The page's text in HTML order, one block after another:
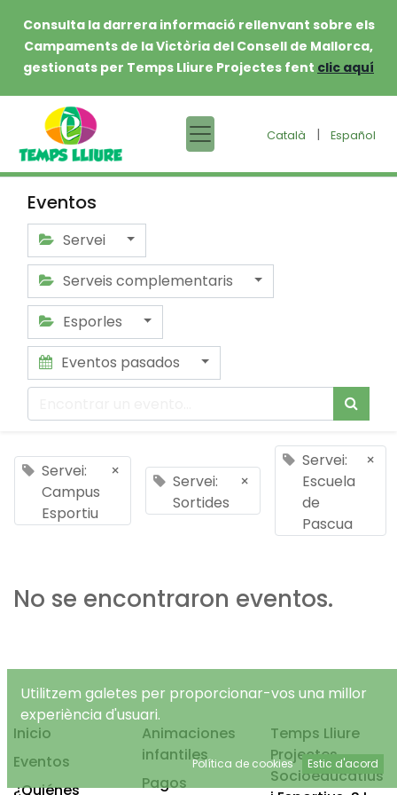
Consulta la darrera informació rellenvant sobre els
Campaments de la Victòria del Consell de Mallorca,
gestionats per Temps Lliure Projectes fent clic aquí
Català | Español
Eventos
Servei
Serveis complementaris
Esporles
Eventos pasados
Servei:
Campus
Esportiu
×
Servei:
Sortides
×
Servei:
Escuela
de
Pascua
×
No se encontraron eventos.
Inicio
Eventos
¿Quiénes
Animaciones
infantiles
Pagos
Temps Lliure
Projectes
Socioeducatius
Utilitzem galetes per proporcionar-vos una millor
experiència d'usuari.
Política de cookies Estic d'acord